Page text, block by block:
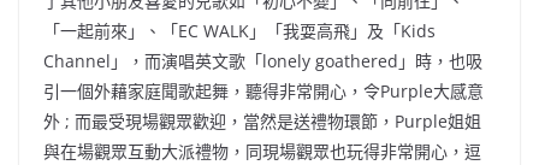
「一起前來」、「EC WALK」「我耍高飛」及「Kids
Channel」，而演唱英文歌「lonely goathered」時，也吸
引一個外藉家庭聞歌起舞，聽得非常開心，令Purple大感意
外 ; 而最受現場觀眾歡迎，當然是送禮物環節，Purple姐姐
與在場觀眾互動大派禮物，同現場觀眾也玩得非常開心，逗